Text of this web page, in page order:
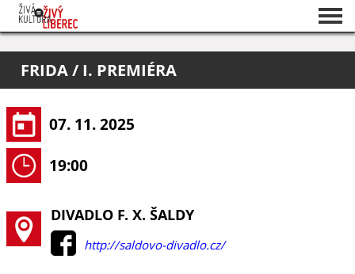
O projektu
Pořadatelé
FRIDA / I. PREMIÉRA
07. 11. 2025
19:00
DIVADLO F. X. ŠALDY
http://saldovo-divadlo.cz/